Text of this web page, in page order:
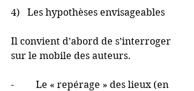
4)   Les hypothèses envisageables
Il convient d’abord de s’interroger
sur le mobile des auteurs.
-         Le « repérage » des lieux (en